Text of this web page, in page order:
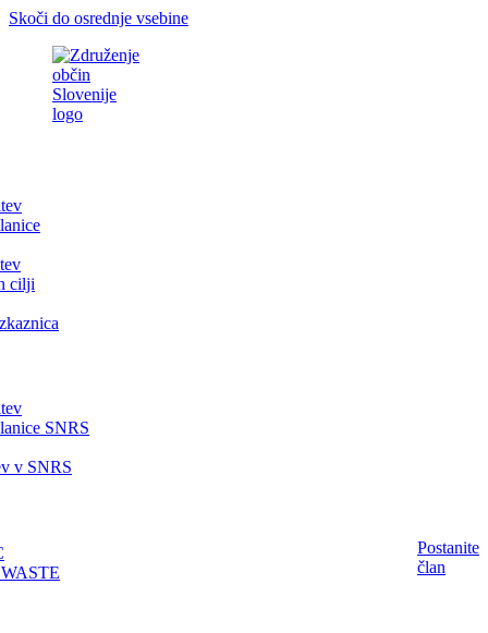
Skoči do osrednje vsebine
cilji
SNRS
v SNRS
Postanite
član